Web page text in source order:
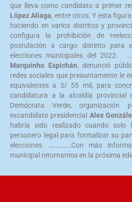
que lleva como candidato a primer
López Aliaga, entre otros. Y esta
haciendo en varios distritos y
configura la prohibición de
postulación a cargo distinto para
elecciones municipales del 2022.
Marquinho Espichán, denunció
redes sociales que presuntamente le
equivalentes a S/ 55 mil, para
candidatura a la alcaldía provincial
Demócrata Verde, organización
excandidato presidencial Alex
habría sido realizado cuando solo
personero legal para formalizar su
elecciones. ……………Con más
municipal retornamos en la próxima